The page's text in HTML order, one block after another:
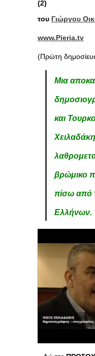
του Γιώργου
www.Pieria.tv
(Πρώτη
Μια
και
βρώμικο
πίσω από
Ελλήνων.